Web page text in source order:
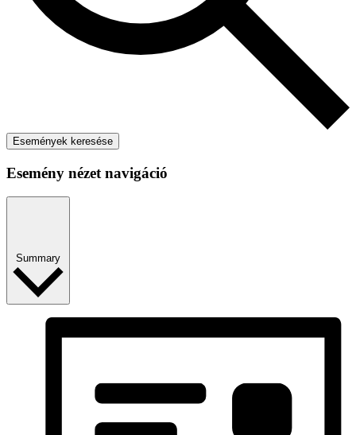
Események keresése
Esemény nézet navigáció
Summary